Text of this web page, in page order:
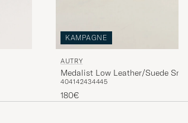
KAMPAGNE
AUTRY
Medalist Low Leather/Suede
404142434445
180€